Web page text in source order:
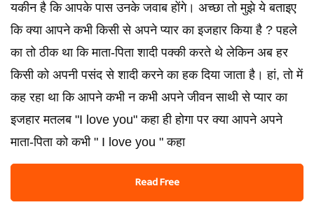
यकीन है कि आपके पास उनके जवाब होंगे। अच्छा तो मुझे ये बताइए
कि क्या आपने कभी किसी से अपने प्यार का इजहार किया है ? पहले
का तो ठीक था कि माता-पिता शादी पक्की करते थे लेकिन अब हर
किसी को अपनी पसंद से शादी करने का हक दिया जाता है। हां, तो में
कह रहा था कि आपने कभी न कभी अपने जीवन साथी से प्यार का
इजहार मतलब "I love you" कहा ही होगा पर क्या आपने अपने
माता-पिता को कभी " I love you " कहा
Read Free